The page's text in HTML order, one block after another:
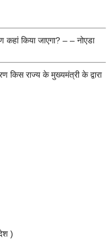
कहां किया जाएगा? – – नोएडा
किस राज्य के मुख्यमंत्री के द्वारा
)